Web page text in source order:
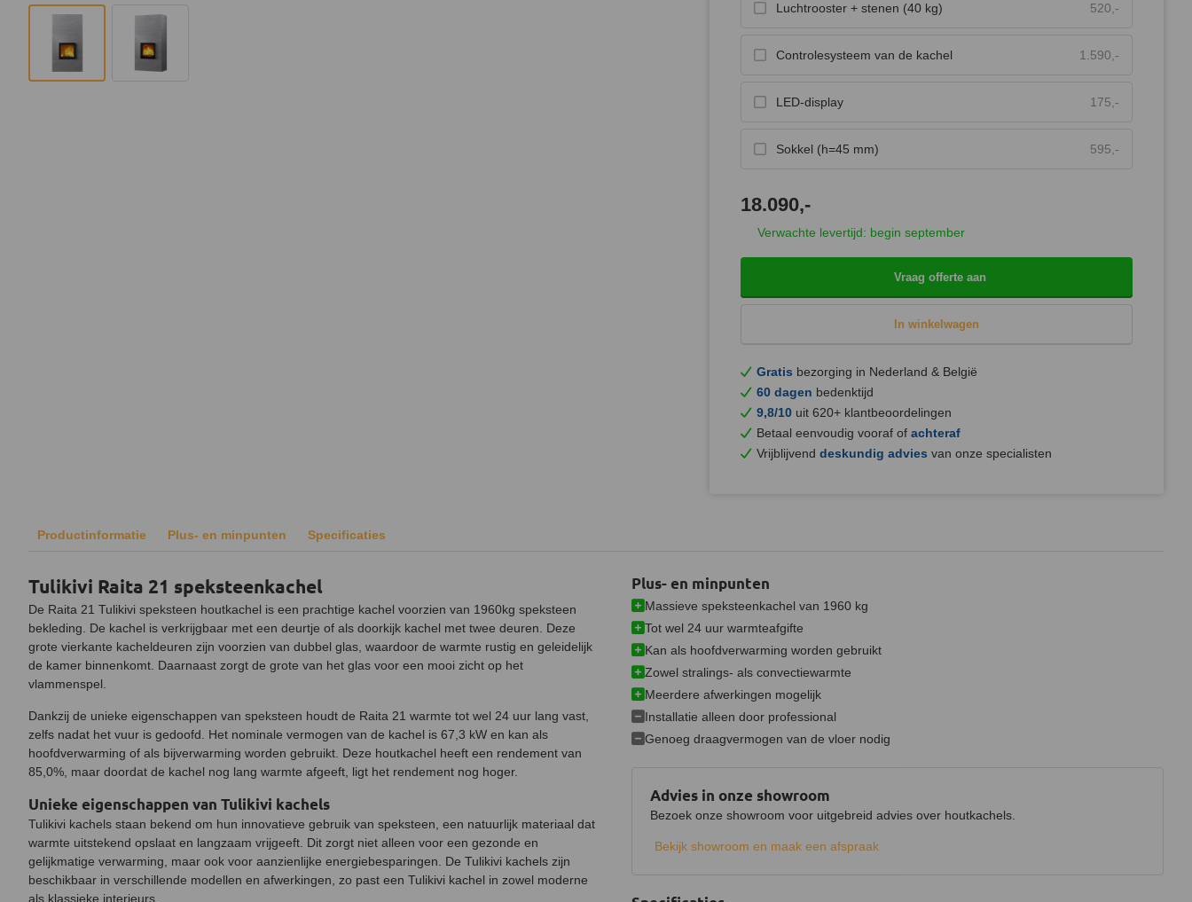
Luchtrooster + stenen (40 kg) 520,-
Controlesysteem van de kachel 1.590,-
LED-display 175,-
Sokkel (h=45 mm) 595,-
18.090,-
Verwachte levertijd: begin september
Vraag offerte aan
In winkelwagen
Gratis bezorging in Nederland & België
60 dagen bedenktijd
9,8/10 uit 620+ klantbeoordelingen
Betaal eenvoudig vooraf of achteraf
Vrijblijvend deskundig advies van onze specialisten
Productinformatie Plus- en minpunten Specificaties
Tulikivi Raita 21 speksteenkachel
De Raita 21 Tulikivi speksteen houtkachel is een prachtige kachel voorzien van 1960kg speksteen
bekleding. De kachel is verkrijgbaar met een deurtje of als doorkijk kachel met twee deuren. Deze
grote vierkante kacheldeuren zijn voorzien van dubbel glas, waardoor de warmte rustig en geleidelijk
de kamer binnenkomt. Daarnaast zorgt de grote van het glas voor een mooi zicht op het
vlammenspel.
Dankzij de unieke eigenschappen van speksteen houdt de Raita 21 warmte tot wel 24 uur lang vast,
zelfs nadat het vuur is gedoofd. Het nominale vermogen van de kachel is 67,3 kW en kan als
hoofdverwarming of als bijverwarming worden gebruikt. Deze houtkachel heeft een rendement van
85,0%, maar doordat de kachel nog lang warmte afgeeft, ligt het rendement nog hoger.
Unieke eigenschappen van Tulikivi kachels
Tulikivi kachels staan bekend om hun innovatieve gebruik van speksteen, een natuurlijk materiaal dat
warmte uitstekend opslaat en langzaam vrijgeeft. Dit zorgt niet alleen voor een gezonde en
gelijkmatige verwarming, maar ook voor aanzienlijke energiebesparingen. De Tulikivi kachels zijn
beschikbaar in verschillende modellen en afwerkingen, zo past een Tulikivi kachel in zowel moderne
als klassieke interieurs.
Plus- en minpunten
Massieve speksteenkachel van 1960 kg
Tot wel 24 uur warmteafgifte
Kan als hoofdverwarming worden gebruikt
Zowel stralings- als convectiewarmte
Meerdere afwerkingen mogelijk
Installatie alleen door professional
Genoeg draagvermogen van de vloer nodig
Advies in onze showroom
Bezoek onze showroom voor uitgebreid advies over houtkachels.
Bekijk showroom en maak een afspraak